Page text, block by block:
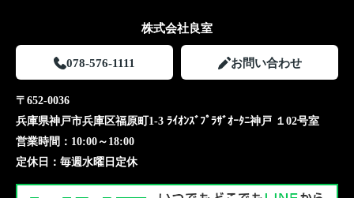
株式会社良室
078-576-1111 お問い合わせ
〒652-0036
兵庫県神戸市兵庫区福原町1-3 ﾗｲｵﾝｽﾞﾌﾟﾗｻﾞｵｰﾀﾆ神戸 １02号室
営業時間： 10:00～18:00
定休日： 毎週水曜日定休